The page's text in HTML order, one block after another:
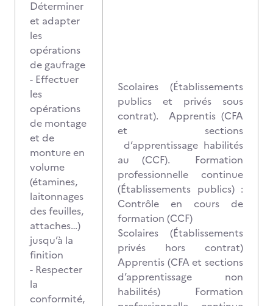
Déterminer
et adapter
les
opérations
de gaufrage
- Effectuer
les
opérations
de montage
et de
monture en
volume
(étamines,
laitonnages
des feuilles,
attaches…)
jusqu’à la
finition
- Respecter
la
conformité,
Scolaires (Établissements
publics et privés sous
contrat). Apprentis (CFA
et sections
d’apprentissage habilités
au (CCF). Formation
professionnelle continue
(Établissements publics) :
Contrôle en cours de
formation (CCF)
Scolaires (Établissements
privés hors contrat)
Apprentis (CFA et sections
d’apprentissage non
habilités) Formation